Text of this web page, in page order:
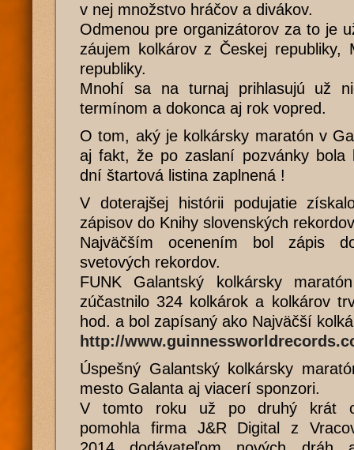
v nej množstvo hráčov a divákov.
Odmenou pre organizátorov za to je
záujem kolkárov z Českej republiky,
republiky.
Mnohí sa na turnaj prihlasujú už
termínom a dokonca aj rok vopred.
O tom, aký je kolkársky maratón v
aj fakt, že po zaslaní pozvánky bola
dní štartová listina zaplnená !
V doterajšej histórii podujatie
zápisov do Knihy slovenských
Najväčším ocenením bol zápis
svetových rekordov.
FUNK Galantský kolkársky
zúčastnilo 324 kolkárok a kolkárov
hod. a bol zapísaný ako Najväčší
http://
Úspešný Galantský kolkársky
mesto Galanta aj viacerí sponzori.
V tomto roku už po druhý krát
pomohla firma J&R Digital z